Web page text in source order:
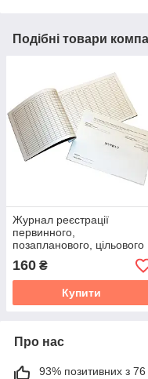
Подібні товари
Журнал реєстрації
первинного,
позапланового, цільового
інструктажів вихованців,
учнів, студентів, курсантів,
слухачів з безпеки
160 ₴
Купити
Про нас
93% позитивних з 76